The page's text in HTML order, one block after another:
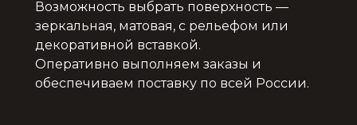
Возможность выбрать поверхность —
зеркальная, матовая, с рельефом или
декоративной вставкой.
Оперативно выполняем заказы и
обеспечиваем поставку по всей России.